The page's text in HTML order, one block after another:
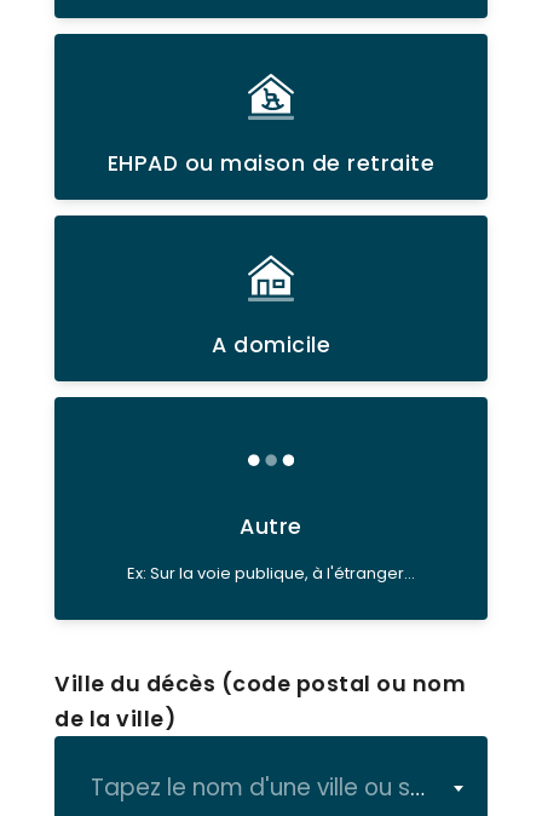
EHPAD ou maison de retraite
A domicile
Autre
Ex: Sur la voie publique, à l'étranger...
Ville du décès (code postal ou nom
de la ville)
Tapez le nom d'une ville ou son code postal